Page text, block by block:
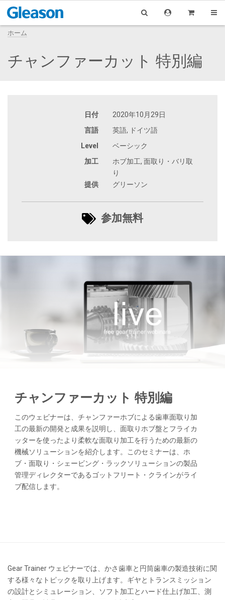
ホーム
チャンファーカット 特別編
日付
2020年10月29日
言語
英語, ドイツ語
Level
ベーシック
加工
ホブ加工, 面取り・バリ取
り
提供
グリーソン
参加無料
チャンファーカット 特別編
このウェビナーは、チャンファーホブによる歯車面取り加
工の最新の開発と成果を説明し、面取りホブ盤とフライカ
ッターを使ったより柔軟な面取り加工を行うための最新の
機械ソリューションを紹介します。このセミナーは、ホ
ブ・面取り・シェービング・ラックソリューションの製品
管理ディレクターであるゴットフリート・クラインがライ
ブ配信します。
Gear Trainer ウェビナーでは、かさ歯車と円筒歯車の製造技術に関
する様々なトピックを取り上げます。ギヤとトランスミッション
の設計とシミュレーション、ソフト加工とハード仕上げ加工、測